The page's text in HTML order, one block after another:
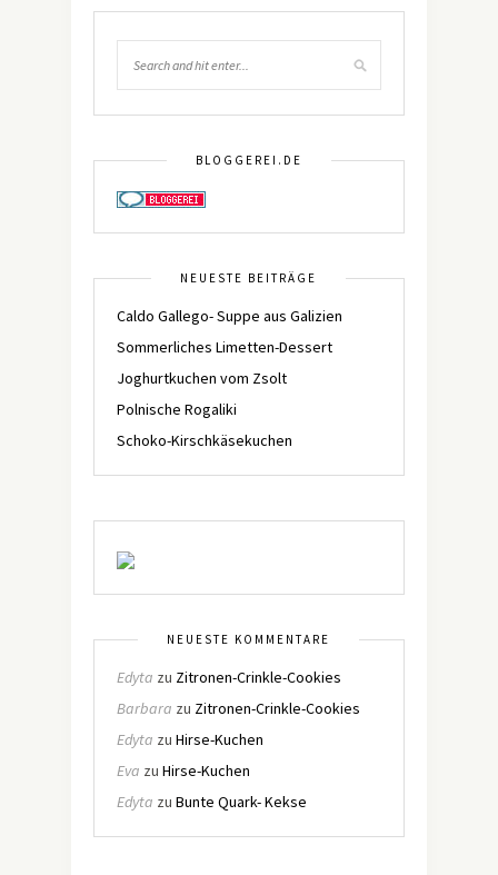
BLOGGEREI.DE
NEUESTE BEITRÄGE
Caldo Gallego- Suppe aus Galizien
Sommerliches Limetten-Dessert
Joghurtkuchen vom Zsolt
Polnische Rogaliki
Schoko-Kirschkäsekuchen
NEUESTE KOMMENTARE
Edyta zu Zitronen-Crinkle-Cookies
Barbara zu Zitronen-Crinkle-Cookies
Edyta zu Hirse-Kuchen
Eva zu Hirse-Kuchen
Edyta zu Bunte Quark- Kekse